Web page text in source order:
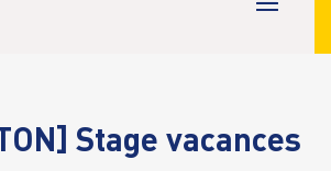
Stage vacances